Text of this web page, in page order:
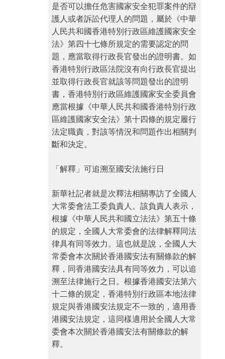
是否可以擔任危害國家安全犯罪案件的辯
護人或者訴訟代理人的問題，屬於《中華
人民共和國香港特別行政區維護國家安全
法》第四十七條所規定的需要認定的問
題，應當取得行政長官發出的證明書。如
香港特別行政區法院沒有向行政長官提出
並取得行政長官就該等問題發出的證明
書，香港特別行政區維護國家安全委員會
應當根據《中華人民共和國香港特別行政
區維護國家安全法》第十四條的規定履行
法定職責，對該等情況和問題作出相關判
斷和決定。
「解釋」可追溯至國安法施行日
新華社記者就是次釋法相關專訪了全國人
大常委會法工委負責人。該負責人表示，
根據《中華人民共和國立法法》第五十條
的規定，全國人大常委會的法律解釋同法
律具有同等效力。這也就是說，全國人大
常委會本次關於香港國安法有關條款的解
釋，同香港國安法具有同等效力，可以追
溯至法律施行之日。根據香港國安法第六
十二條的規定，香港特別行政區本地法律
規定與香港國安法規定不一致的，適用香
港國安法規定，這同樣適用於全國人大常
委會本次關於香港國安法有關條款的解
釋。